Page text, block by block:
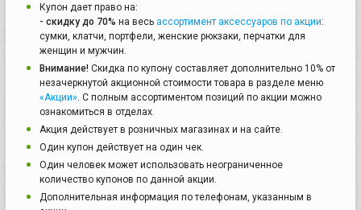
Купон дает право на:
- скидку до 70% на весь ассортимент аксессуаров по акции:
сумки, клатчи, портфели, женские рюкзаки, перчатки для
женщин и мужчин.
Внимание! Скидка по купону составляет дополнительно 10% от
незачеркнутой акционной стоимости товара в разделе меню
«Акции» . С полным ассортиментом позиций по акции можно
ознакомиться в отделах.
Акция действует в розничных магазинах и на сайте.
Один купон действует на один чек.
Один человек может использовать неограниченное
количество купонов по данной акции.
Дополнительная информация по телефонам, указанным в